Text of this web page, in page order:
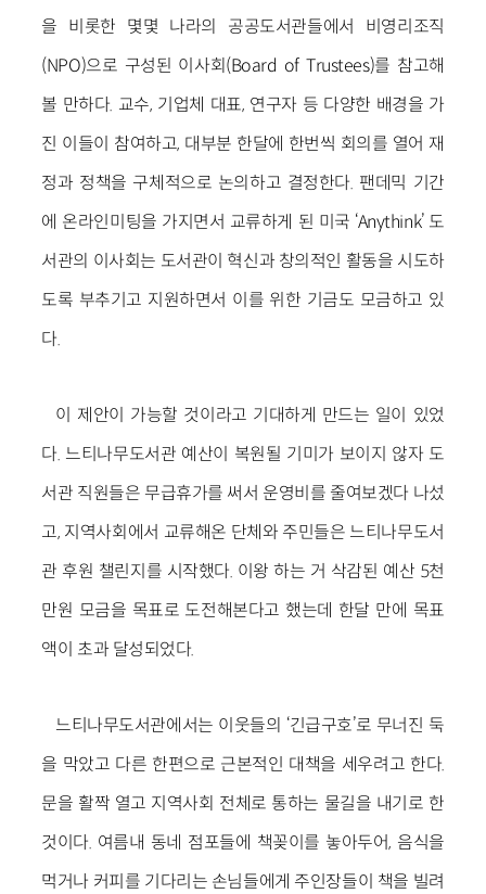
을 비롯한 몇몇 나라의 공공도서관들에서 비영리조직
(NPO)으로 구성된 이사회(Board of Trustees)를 참고해
볼 만하다. 교수, 기업체 대표, 연구자 등 다양한 배경을 가
진 이들이 참여하고, 대부분 한달에 한번씩 회의를 열어 재
정과 정책을 구체적으로 논의하고 결정한다. 팬데믹 기간
에 온라인미팅을 가지면서 교류하게 된 미국 ‘Anythink’ 도
서관의 이사회는 도서관이 혁신과 창의적인 활동을 시도하
도록 부추기고 지원하면서 이를 위한 기금도 모금하고 있
다.
이 제안이 가능할 것이라고 기대하게 만드는 일이 있었
다. 느티나무도서관 예산이 복원될 기미가 보이지 않자 도
서관 직원들은 무급휴가를 써서 운영비를 줄여보겠다 나섰
고, 지역사회에서 교류해온 단체와 주민들은 느티나무도서
관 후원 챌린지를 시작했다. 이왕 하는 거 삭감된 예산 5천
만원 모금을 목표로 도전해본다고 했는데 한달 만에 목표
액이 초과 달성되었다.
느티나무도서관에서는 이웃들의 ‘긴급구호’로 무너진 둑
을 막았고 다른 한편으로 근본적인 대책을 세우려고 한다.
문을 활짝 열고 지역사회 전체로 통하는 물길을 내기로 한
것이다. 여름내 동네 점포들에 책꽂이를 놓아두어, 음식을
먹거나 커피를 기다리는 손님들에게 주인장들이 책을 빌려